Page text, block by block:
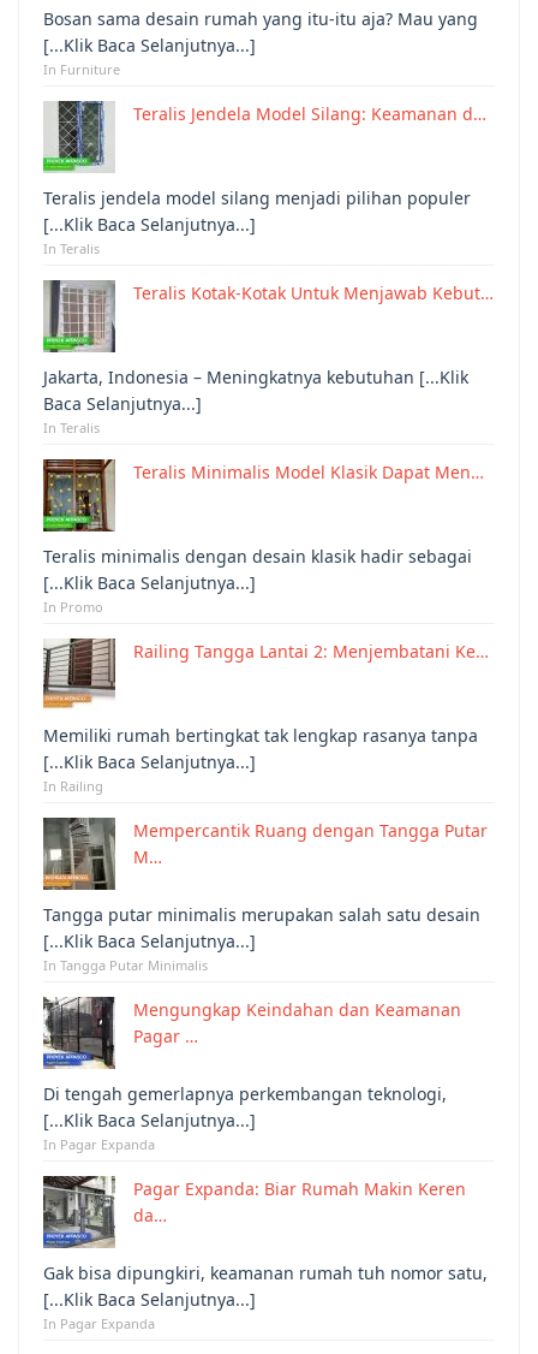
Bosan sama desain rumah yang itu-itu aja? Mau yang
[...Klik Baca Selanjutnya...]
In Furniture
Teralis Jendela Model Silang: Keamanan d…
Teralis jendela model silang menjadi pilihan populer
[...Klik Baca Selanjutnya...]
In Teralis
Teralis Kotak-Kotak Untuk Menjawab Kebut…
Jakarta, Indonesia – Meningkatnya kebutuhan [...Klik
Baca Selanjutnya...]
In Teralis
Teralis Minimalis Model Klasik Dapat Men…
Teralis minimalis dengan desain klasik hadir sebagai
[...Klik Baca Selanjutnya...]
In Promo
Railing Tangga Lantai 2: Menjembatani Ke…
Memiliki rumah bertingkat tak lengkap rasanya tanpa
[...Klik Baca Selanjutnya...]
In Railing
Mempercantik Ruang dengan Tangga Putar
M…
Tangga putar minimalis merupakan salah satu desain
[...Klik Baca Selanjutnya...]
In Tangga Putar Minimalis
Mengungkap Keindahan dan Keamanan
Pagar …
Di tengah gemerlapnya perkembangan teknologi,
[...Klik Baca Selanjutnya...]
In Pagar Expanda
Pagar Expanda: Biar Rumah Makin Keren
da…
Gak bisa dipungkiri, keamanan rumah tuh nomor satu,
[...Klik Baca Selanjutnya...]
In Pagar Expanda